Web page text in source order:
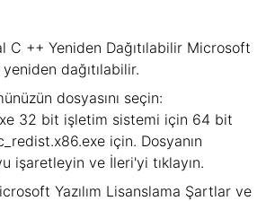
C ++ Yeniden Dağıtılabilir Microsoft
dağıtılabilir.
dosyasını seçin:
32 bit işletim sistemi için 64 bit
için. Dosyanın
işaretleyin ve İleri'yi tıklayın.
Yazılım Lisanslama Şartlar ve